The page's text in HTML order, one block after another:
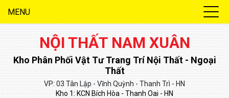
MENU
NỘI THẤT NAM XUÂN
Kho Phân Phối Vật Tư Trang Trí Nội Thất - Ngoại
Thất
VP: 03 Tân Lập - Vĩnh Quỳnh - Thanh Trì - HN
Kho 1: KCN Bích Hòa - Thanh Oai - HN